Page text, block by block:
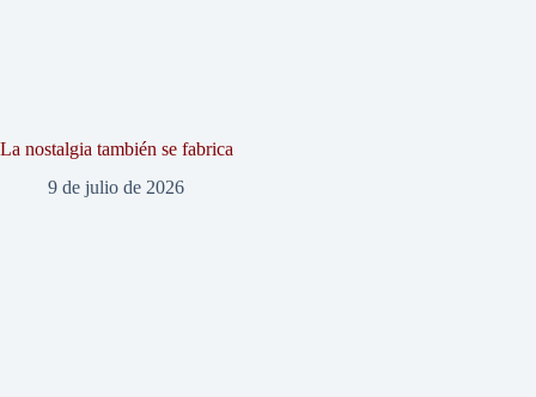
La nostalgia también se fabrica
9 de julio de 2026